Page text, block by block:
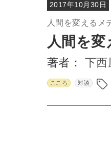
2017年10月30日
人間を変えるメ
人間を変
著者： 下西
こころ 対談